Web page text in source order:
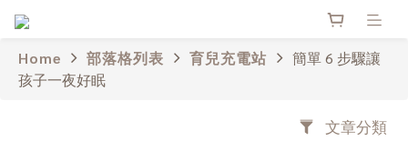
Home 部落格列表 育兒充電站
簡單 6 步驟讓
孩子一夜好眠
文章分類